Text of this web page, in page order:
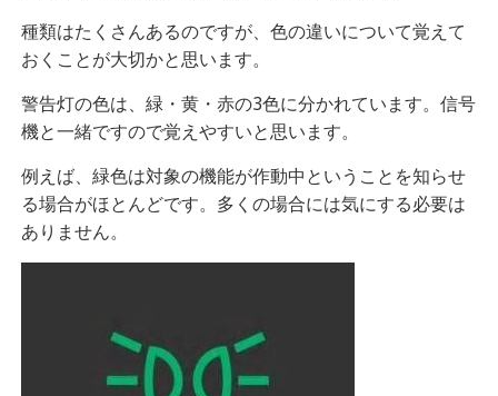
種類はたくさんあるのですが、色の違いについて覚えて
おくことが大切かと思います。
警告灯の色は、緑・黄・赤の3色に分かれています。信号
機と一緒ですので覚えやすいと思います。
例えば、緑色は対象の機能が作動中ということを知らせ
る場合がほとんどです。多くの場合には気にする必要は
ありません。